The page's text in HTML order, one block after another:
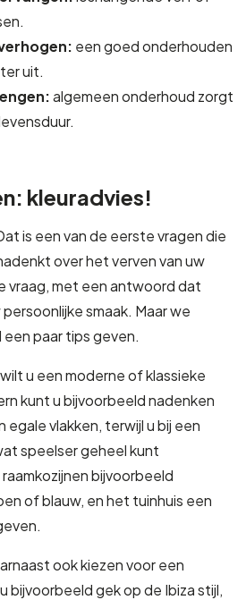
een goed onderhouden
uit.
algemeen onderhoud zorgt
kleuradvies!
is een van de eerste vragen die
over het verven van uw
vraag, met een antwoord dat
smaak. Maar we
een paar tips geven.
wilt u een moderne of klassieke
kunt u bijvoorbeeld nadenken
vlakken, terwijl u bij een
speelser geheel kunt
bijvoorbeeld
of blauw, en het tuinhuis een
ook kiezen voor een
bijvoorbeeld gek op de Ibiza stijl,